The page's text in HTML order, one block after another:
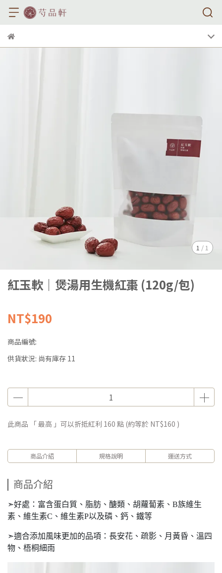
1 / 1
紅玉軟｜煲湯用生機紅棗 (120g/包)
NT$190
商品編號:
供貨狀況: 尚有庫存 11
此商品 「 最高 」可以折抵紅利 160 點 (約等於 NT$160 )
商品介紹 規格說明 運送方式
商品介紹
➣好處：富含蛋白質、脂肪、醣類、胡蘿蔔素、B族維生
素、維生素C、維生素P以及磷、鈣、鐵等
➣適合添加風味更加的品項：長安花、疏影、月黃昏、溫四
物、梧桐細雨